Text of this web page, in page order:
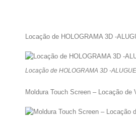
Locação de HOLOGRAMA 3D -
Locação de HOLOGRAMA 3D -
Moldura Touch Screen – Locação